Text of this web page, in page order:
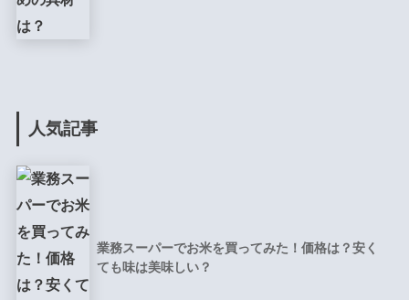
人気記事
業務スーパーでお米を買ってみた！価格は？安く
ても味は美味しい？